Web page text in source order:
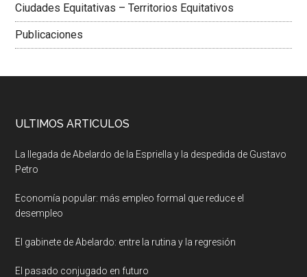
Ciudades Equitativas – Territorios Equitativos
Publicaciones
ULTIMOS ARTICULOS
La llegada de Abelardo de la Espriella y la despedida de Gustavo
Petro
Economía popular: más empleo formal que reduce el
desempleo
El gabinete de Abelardo: entre la rutina y la regresión
El pasado conjugado en futuro